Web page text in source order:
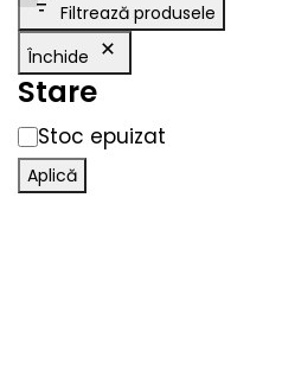
Filtrează produsele
Închide
Stare
Stoc epuizat
Aplică